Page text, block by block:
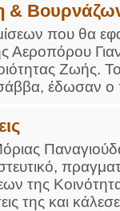
&
που θα
Αεροπόρου
Ζωής.
έδωσαν ο
της
της και